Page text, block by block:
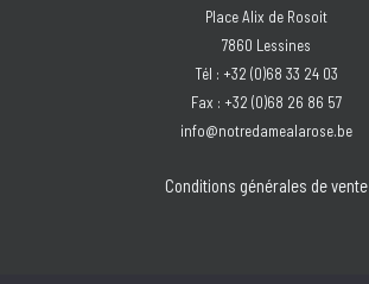
Place Alix de Rosoit
7860 Lessines
Tél : +32 (0)68 33 24 03
Fax : +32 (0)68 26 86 57
info@notredamealarose.be
Conditions générales de vente